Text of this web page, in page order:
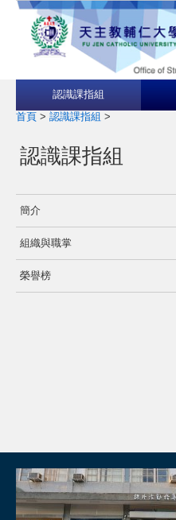
認識課指組
首頁 > 認識課指組 >
認識課指組
簡介
組織與職掌
榮譽榜